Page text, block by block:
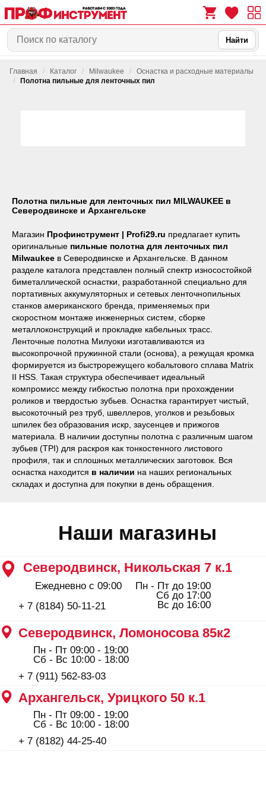
0
Найти
Главная / Каталог / Milwaukee /
Оснастка и расходные материалы
/
Полотна пильные для ленточных пил
Полотна пильные для ленточных пил MILWAUKEE в
Северодвинске и Архангельске
Магазин Профинструмент | Profi29.ru предлагает купить
оригинальные пильные полотна для ленточных пил
Milwaukee в Северодвинске и Архангельске. В данном
разделе каталога представлен полный спектр износостойкой
биметаллической оснастки, разработанной специально для
портативных аккумуляторных и сетевых ленточнопильных
станков американского бренда, применяемых при
скоростном монтаже инженерных систем, сборке
металлоконструкций и прокладке кабельных трасс.
Ленточные полотна Милуоки изготавливаются из
высокопрочной пружинной стали (основа), а режущая кромка
формируется из быстрорежущего кобальтового сплава Matrix
II HSS. Такая структура обеспечивает идеальный
компромисс между гибкостью полотна при прохождении
роликов и твердостью зубьев. Оснастка гарантирует чистый,
высокоточный рез труб, швеллеров, уголков и резьбовых
шпилек без образования искр, заусенцев и прижогов
материала. В наличии доступны полотна с различным шагом
зубьев (TPI) для раскроя как тонкостенного листового
профиля, так и сплошных металлических заготовок. Вся
оснастка находится в наличии на наших региональных
складах и доступна для покупки в день обращения.
Наши магазины
Северодвинск, Ломоносова 85к2
Северодвинск, Никольская 7 к.1
Ежедневно с 09:00
Пн - Пт до 19:00
Сб до 17:00
Пн - Пт 09:00 - 19:00
Сб - Вс 10:00 - 18:00
+ 7 (8184) 50-11-21
+ 7 (911) 562-83-03
+ 7 (8182) 44-25-40